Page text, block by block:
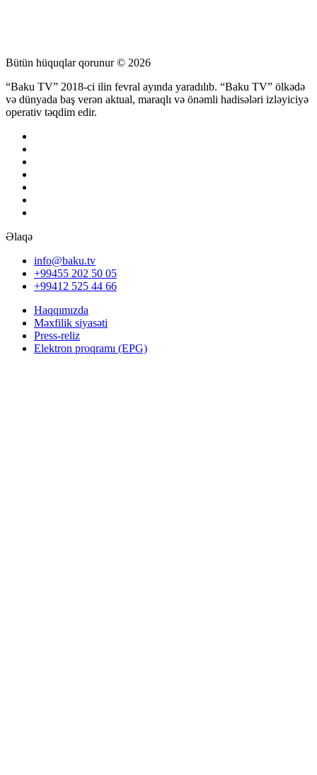
Bütün hüquqlar qorunur © 2026
“Baku TV” 2018-ci ilin fevral ayında yaradılıb. “Baku TV” ölkədə
və dünyada baş verən aktual, maraqlı və önəmli hadisələri izləyiciyə
operativ təqdim edir.
Əlaqə
info@baku.tv
+99455 202 50 05
+99412 525 44 66
Haqqımızda
Məxfilik siyasəti
Press-reliz
Elektron proqramı (EPG)